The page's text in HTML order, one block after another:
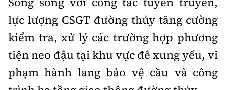
lực lượng CSGT đường thủy tăng cường
kiểm tra, xử lý các trường hợp phương
tiện neo đậu tại khu vực đê xung yếu, vi
phạm hành lang bảo vệ cầu và công